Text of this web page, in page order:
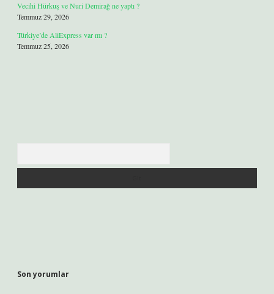
Vecihi Hürkuş ve Nuri Demirağ ne yaptı ?
Temmuz 29, 2026
Türkiye’de AliExpress var mı ?
Temmuz 25, 2026
Son yorumlar